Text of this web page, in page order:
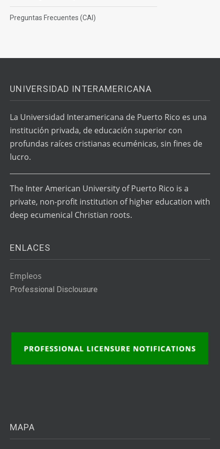
Preguntas Frecuentes (CAI)
UNIVERSIDAD INTERAMERICANA
La Universidad Interamericana de Puerto Rico es una
institución privada, de educación superior con
profundas raíces cristianas ecuménicas, sin fines de
lucro.
The Inter American University of Puerto Rico is a
private, non-profit institution of higher education with
deep ecumenical Christian roots.
ENLACES
Empleos
Professional Disclousure
MAPA